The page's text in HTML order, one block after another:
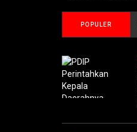
POPULER